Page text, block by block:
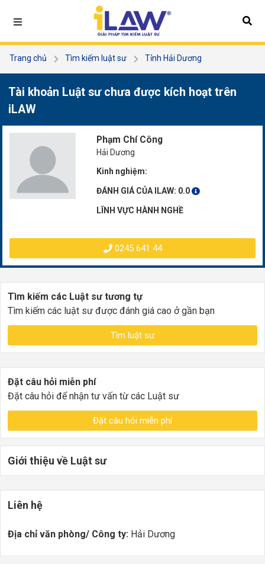
Trang chủ Tìm kiếm luật sư
Tỉnh Hải Dương
Tài khoản Luật sư chưa được kích hoạt trên
iLAW
Phạm Chí Công
Hải Dương
Kinh nghiệm:
ĐÁNH GIÁ CỦA ILAW: 0.0
LĨNH VỰC HÀNH NGHỀ
0245 641 44
Tìm kiếm các Luật sư tương tự
Tìm kiếm các luật sư được đánh giá cao ở gần bạn
Tìm luật sư
Đặt câu hỏi miễn phí
Đặt câu hỏi để nhận tư vấn từ các Luật sư
Đặt câu hỏi miễn phí
Giới thiệu về Luật sư
Liên hệ
Địa chỉ văn phòng/ Công ty: Hải Dương